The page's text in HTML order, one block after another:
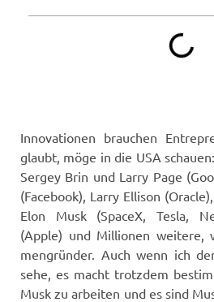
Inno­va­tio­nen brau­chen
glaubt, möge in die USA
Ser­gey Brin und Lar­ry Page
(Face­book), Lar­ry Elli­son
Elon Musk (SpaceX, Tes­la,
(Apple) und Mil­lio­nen wei­te­re,
men­grün­der. Auch wenn ich
sehe, es macht trotz­dem
Musk zu arbei­ten und es sind